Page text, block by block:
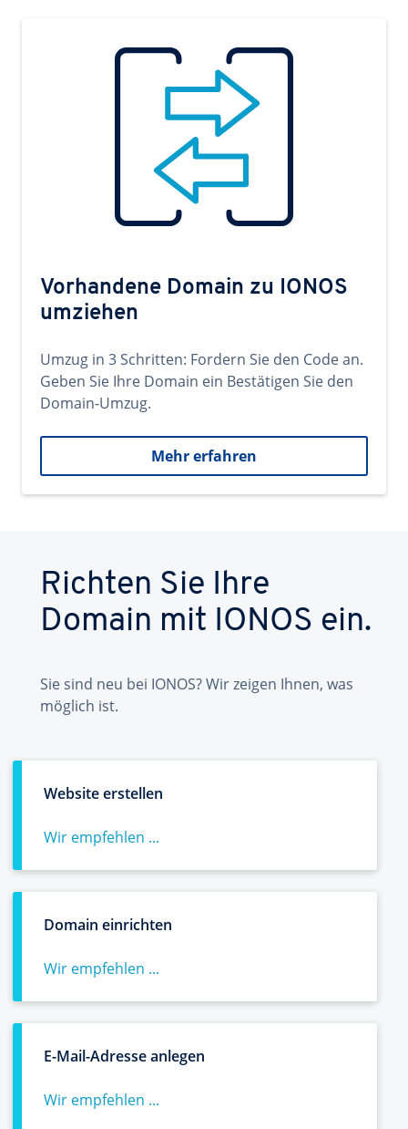
Vorhandene Domain zu IONOS
umziehen
Umzug in 3 Schritten: Fordern Sie den Code an.
Geben Sie Ihre Domain ein Bestätigen Sie den
Domain-Umzug.
Mehr erfahren
Richten Sie Ihre
Domain mit IONOS ein.
Sie sind neu bei IONOS? Wir zeigen Ihnen, was
möglich ist.
Website erstellen
Wir empfehlen ...
Domain einrichten
Wir empfehlen ...
E-Mail-Adresse anlegen
Wir empfehlen ...